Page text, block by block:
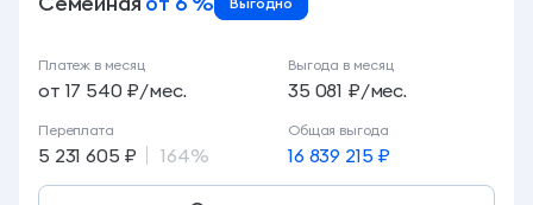
Платеж в месяц
от 17 540 ₽/мес.
Выгода в месяц
35 081 ₽/мес.
Переплата
5 231 605 ₽ 164%
Общая выгода
16 839 215 ₽